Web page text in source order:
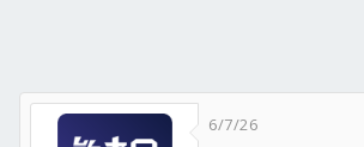
6/7/26